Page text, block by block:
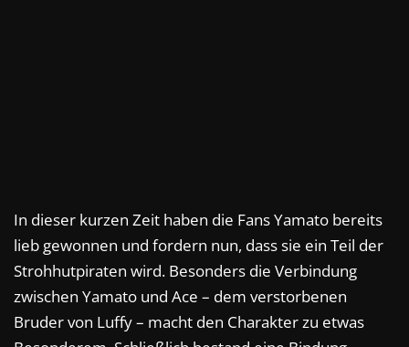
In dieser kurzen Zeit haben die Fans Yamato bereits
lieb gewonnen und fordern nun, dass sie ein Teil der
Strohhutpiraten wird. Besonders die Verbindung
zwischen Yamato und Ace – dem verstorbenen
Bruder von Luffy – macht den Charakter zu etwas